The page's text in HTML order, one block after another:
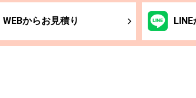
WEBからお見積り LINE